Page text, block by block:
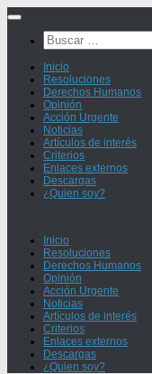
Saltar
contenidoBuscar:
Inicio
Resoluciones
Derechos Humanos
Opinión
Acción Urgente
Noticias
Artículos de interés
Criterios
Enlaces externos
Descargas
¿Quien soy?
Inicio
Resoluciones
Derechos Humanos
Opinión
Acción Urgente
Noticias
Artículos de interés
Criterios
Enlaces externos
Descargas
¿Quien soy?